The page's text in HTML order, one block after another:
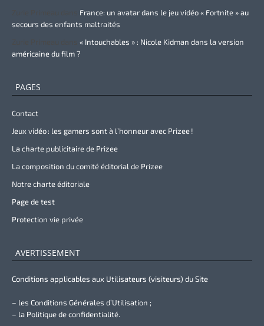
France: un avatar dans le jeu vidéo « Fortnite » au
secours des enfants maltraités
« Intouchables » : Nicole Kidman dans la version
américaine du film ?
PAGES
Contact
Jeux vidéo : les gamers sont à l’honneur avec Prizee !
La charte publicitaire de Prizee
La composition du comité éditorial de Prizee
Notre charte éditoriale
Page de test
Protection vie privée
AVERTISSEMENT
Conditions applicables aux Utilisateurs (visiteurs) du Site
– les Conditions Générales d’Utilisation ;
– la Politique de confidentialité.